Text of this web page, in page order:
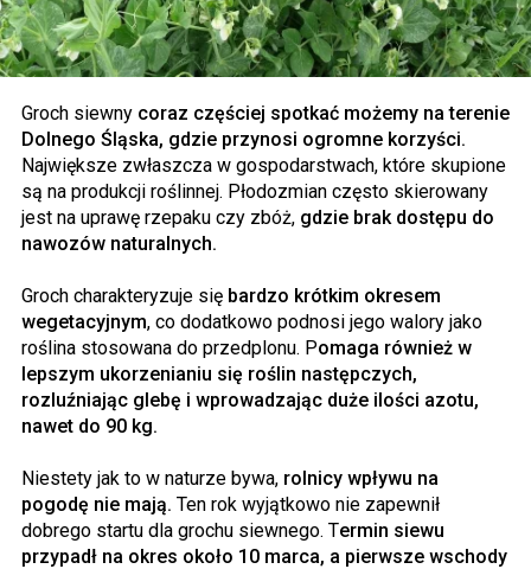
Groch siewny coraz częściej spotkać możemy na terenie
Dolnego Śląska, gdzie przynosi ogromne korzyści.
Największe zwłaszcza w gospodarstwach, które skupione
są na produkcji roślinnej. Płodozmian często skierowany
jest na uprawę rzepaku czy zbóż, gdzie brak dostępu do
nawozów naturalnych.
Groch charakteryzuje się bardzo krótkim okresem
wegetacyjnym, co dodatkowo podnosi jego walory jako
roślina stosowana do przedplonu. Pomaga również w
lepszym ukorzenianiu się roślin następczych,
rozluźniając glebę i wprowadzając duże ilości azotu,
nawet do 90 kg.
Niestety jak to w naturze bywa, rolnicy wpływu na
pogodę nie mają. Ten rok wyjątkowo nie zapewnił
dobrego startu dla grochu siewnego. Termin siewu
przypadł na okres około 10 marca, a pierwsze wschody